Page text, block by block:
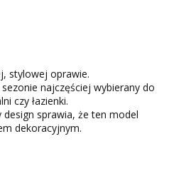
stylowej oprawie.
najczęściej wybierany do
czy łazienki.
sprawia, że ten model
dekoracyjnym.